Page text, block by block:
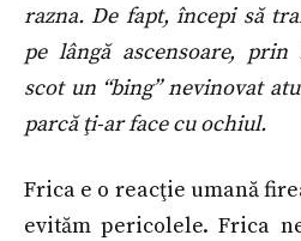
razna. De fapt, începi să
pe lângă ascensoare,
scot un “bing” nevinovat
parcă ţi-ar face cu ochiul.
Frica e o reacţie umană
evităm pericolele. Frica